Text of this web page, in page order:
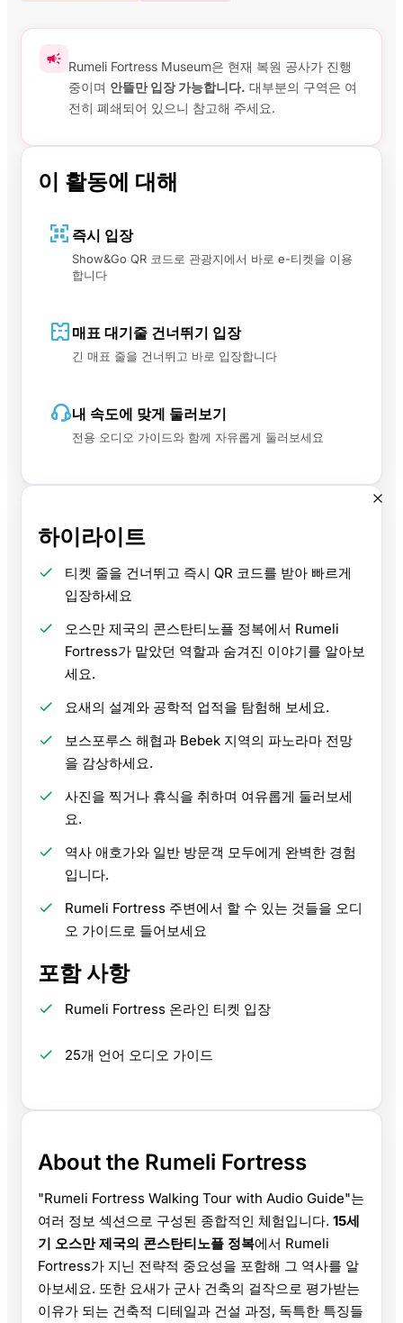
Rumeli Fortress Museum은 현재 복원 공사가 진행
중이며 안뜰만 입장 가능합니다. 대부분의 구역은 여
전히 폐쇄되어 있으니 참고해 주세요.
이 활동에 대해
즉시 입장
Show&Go QR 코드로 관광지에서 바로 e-티켓을 이용
합니다
매표 대기줄 건너뛰기 입장
긴 매표 줄을 건너뛰고 바로 입장합니다
내 속도에 맞게 둘러보기
전용 오디오 가이드와 함께 자유롭게 둘러보세요
하이라이트
티켓 줄을 건너뛰고 즉시 QR 코드를 받아 빠르게
입장하세요
오스만 제국의 콘스탄티노플 정복에서 Rumeli
Fortress가 맡았던 역할과 숨겨진 이야기를 알아보
세요.
요새의 설계와 공학적 업적을 탐험해 보세요.
보스포루스 해협과 Bebek 지역의 파노라마 전망
을 감상하세요.
사진을 찍거나 휴식을 취하며 여유롭게 둘러보세
요.
역사 애호가와 일반 방문객 모두에게 완벽한 경험
입니다.
Rumeli Fortress 주변에서 할 수 있는 것들을 오디
오 가이드로 들어보세요
포함 사항
Rumeli Fortress 온라인 티켓 입장
25개 언어 오디오 가이드
About the Rumeli Fortress
"Rumeli Fortress Walking Tour with Audio Guide"는
여러 정보 섹션으로 구성된 종합적인 체험입니다. 15세
기 오스만 제국의 콘스탄티노플 정복에서 Rumeli
Fortress가 지닌 전략적 중요성을 포함해 그 역사를 알
아보세요. 또한 요새가 군사 건축의 걸작으로 평가받는
이유가 되는 건축적 디테일과 건설 과정, 독특한 특징들